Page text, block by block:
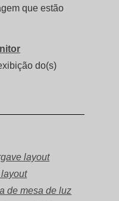
que estão
do(s)
layout
de mesa de luz